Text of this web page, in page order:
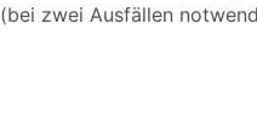
zwei Ausfällen